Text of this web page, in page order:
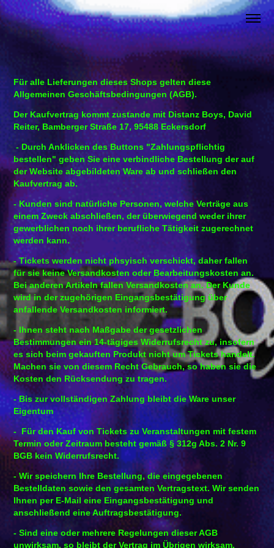
Für alle Lieferungen dieses Shops gelten diese
Allgemeinen Geschäftsbedingungen (AGB).
Der Kaufvertrag kommt zustande mit Distanz Boys, David
Reiter, Bamberger Straße 17, 95488 Eckersdorf
- Durch Anklicken des Buttons "Zahlungspflichtig
bestellen" geben Sie eine verbindliche Bestellung der auf
der Website abgebildeten Ware ab und schließen den
Kaufvertrag ab.
- Kunden sind natürliche Personen, welche Verträge aus
einem Zweck abschließen, der überwiegend weder ihrer
gewerblichen noch ihrer berufliche Tätigkeit zugerechnet
werden kann.
- Tickets werden nicht phsyisch verschickt, daher fallen
für sie keine Versandkosten oder Bearbeitungskosten an.
Bei anderen Artikeln fallen Versandkosten an. Der Kunde
wird in der zugehörigen Eingangsbestätigung über
anfallende Versandkosten informiert.
- Ihnen steht nach Maßgabe der gesetzlichen
Bestimmungen ein 14-tägiges Widerrufsrecht zu, insofern
es sich beim gekauften Produkt nicht um Tickets handelt.
Machen sie von diesem Recht Gebrauch, so haben sie die
Kosten den Rücksendung zu tragen.
- Bis zur vollständigen Zahlung bleibt die Ware unser
Eigentum
- Für den Kauf von Tickets zu Veranstaltungen mit festem
Termin oder Zeitraum besteht gemäß § 312g Abs. 2 Nr. 9
BGB kein Widerrufsrecht.
- Wir speichern Ihre Bestellung, die eingegebenen
Bestelldaten sowie den gesamten Vertragstext. Wir senden
Ihnen per E-Mail eine Eingangsbestätigung und
anschließend eine Auftragsbestätigung.
-Sind eine oder mehrere Regelungen dieser AGB
unwirksam, so bleibt der Vertrag im Übrigen wirksam.